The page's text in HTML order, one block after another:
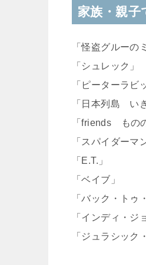
家族・親子
「怪盗グルーの
「シュレック」
「ピーターラビ
「日本列島 い
「friends もの
「スパイダーマ
「E.T.」
「ベイブ」
「バック・トゥ
「インディ・ジ
「ジュラシック